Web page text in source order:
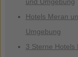
Hotels Meran
Umgebung
3 Sterne Hotels